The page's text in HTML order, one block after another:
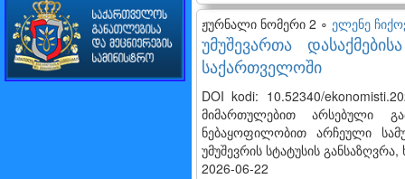
ჟურნალი ნომერი 2 ∘ ელენე
უმუშევართა
საქართველოში
DOI kodi: 10.52340/
მიმართულებით არსებული
ნებაყოფილობით არჩეული
უმუშევრის სტატუსის
2026-06-22